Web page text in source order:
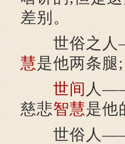
差别。
世俗之人
慧是他两条腿;
世间 人
慈悲智慧是他
世俗人——